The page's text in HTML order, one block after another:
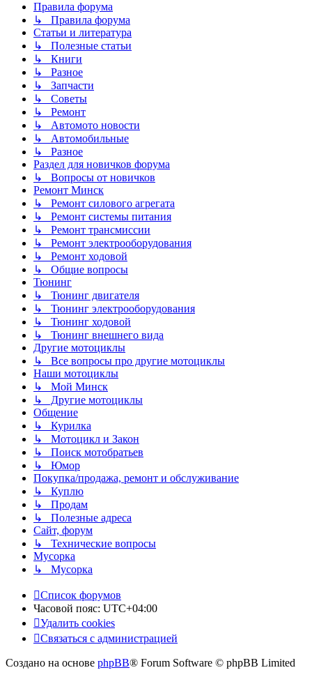
Правила форума
↳ Правила форума
Статьи и литература
↳ Полезные статьи
↳ Книги
↳ Разное
↳ Запчасти
↳ Советы
↳ Ремонт
↳ Автомото новости
↳ Автомобильные
↳ Разное
Раздел для новичков форума
↳ Вопросы от новичков
Ремонт Минск
↳ Ремонт силового агрегата
↳ Ремонт системы питания
↳ Ремонт трансмиссии
↳ Ремонт электрооборудования
↳ Ремонт ходовой
↳ Общие вопросы
Тюнинг
↳ Тюнинг двигателя
↳ Тюнинг электрооборудования
↳ Тюнинг ходовой
↳ Тюнинг внешнего вида
Другие мотоциклы
↳ Все вопросы про другие мотоциклы
Наши мотоциклы
↳ Мой Минск
↳ Другие мотоциклы
Общение
↳ Курилка
↳ Мотоцикл и Закон
↳ Поиск мотобратьев
↳ Юмор
Покупка/продажа, ремонт и обслуживание
↳ Куплю
↳ Продам
↳ Полезные адреса
Сайт, форум
↳ Технические вопросы
Мусорка
↳ Мусорка
Список форумов
Часовой пояс: UTC+04:00
Удалить cookies
Связаться с администрацией
Создано на основе phpBB® Forum Software © phpBB Limited